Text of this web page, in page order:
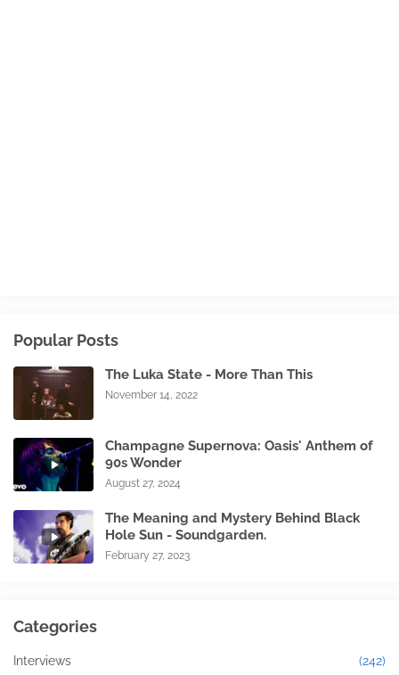
Popular Posts
The Luka State - More Than This
November 14, 2022
Champagne Supernova: Oasis' Anthem of
90s Wonder
August 27, 2024
The Meaning and Mystery Behind Black
Hole Sun - Soundgarden.
February 27, 2023
Categories
Interviews (242)